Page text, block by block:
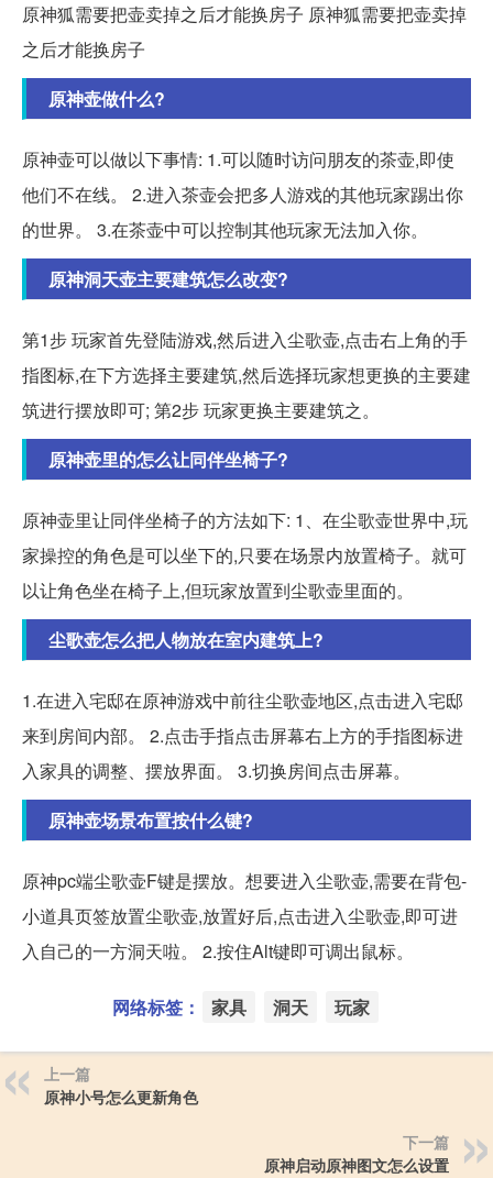
原神狐需要把壶卖掉之后才能换房子 原神狐需要把壶卖掉
之后才能换房子
原神壶做什么?
原神壶可以做以下事情: 1.可以随时访问朋友的茶壶,即使
他们不在线。 2.进入茶壶会把多人游戏的其他玩家踢出你
的世界。 3.在茶壶中可以控制其他玩家无法加入你。
原神洞天壶主要建筑怎么改变?
第1步 玩家首先登陆游戏,然后进入尘歌壶,点击右上角的手
指图标,在下方选择主要建筑,然后选择玩家想更换的主要建
筑进行摆放即可; 第2步 玩家更换主要建筑之。
原神壶里的怎么让同伴坐椅子?
原神壶里让同伴坐椅子的方法如下: 1、在尘歌壶世界中,玩
家操控的角色是可以坐下的,只要在场景内放置椅子。就可
以让角色坐在椅子上,但玩家放置到尘歌壶里面的。
尘歌壶怎么把人物放在室内建筑上?
1.在进入宅邸在原神游戏中前往尘歌壶地区,点击进入宅邸
来到房间内部。 2.点击手指点击屏幕右上方的手指图标进
入家具的调整、摆放界面。 3.切换房间点击屏幕。
原神壶场景布置按什么键?
原神pc端尘歌壶F键是摆放。想要进入尘歌壶,需要在背包-
小道具页签放置尘歌壶,放置好后,点击进入尘歌壶,即可进
入自己的一方洞天啦。 2.按住Alt键即可调出鼠标。
网络标签： 家具 洞天 玩家
上一篇
原神小号怎么更新角色
下一篇
原神启动原神图文怎么设置